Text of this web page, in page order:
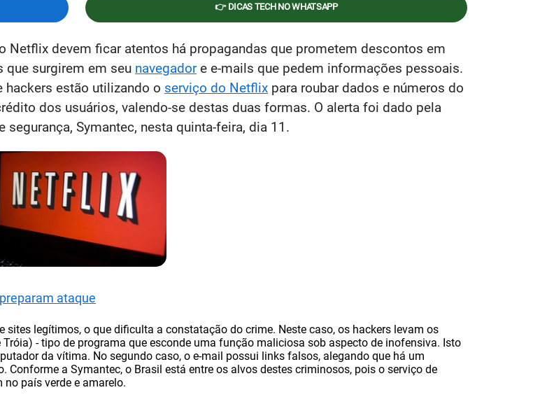
👉 DICAS TECH NO WHATSAPP
Netflix devem ficar atentos há propagandas que prometem descontos em
que surgirem em seu navegadore e-mails que pedem informações pessoais.
hackers estão utilizando o serviço do Netflix para roubar dados e números do
dos usuários, valendo-se destas duas formas. O alerta foi dado pela
segurança, Symantec, nesta quinta-feira, dia 11.
ataque
legítimos, o que dificulta a constatação do crime. Neste caso, os hackers levam os
- tipo de programa que esconde uma função maliciosa sob aspecto de inofensiva. Isto
da vítima. No segundo caso, o e-mail possui links falsos, alegando que há um
a Symantec, o Brasil está entre os alvos destes criminosos, pois o serviço de
no país verde e amarelo.